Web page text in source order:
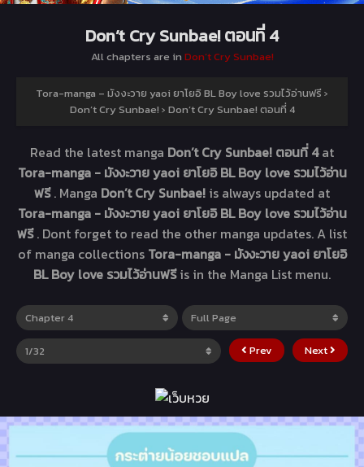
Don’t Cry Sunbae! ตอนที่ 4
All chapters are in Don’t Cry Sunbae!
Tora-manga – มังงะวาย yaoi ยาโยอิ BL Boy love รวมไว้อ่านฟรี ›
Don’t Cry Sunbae! › Don’t Cry Sunbae! ตอนที่ 4
Read the latest manga Don’t Cry Sunbae! ตอนที่ 4at
Tora-manga - มังงะวาย yaoi ยาโยอิ BL Boy love รวมไว้อ่าน
ฟรี. Manga Don’t Cry Sunbae! is always updated at
Tora-manga - มังงะวาย yaoi ยาโยอิ BL Boy love รวมไว้อ่าน
ฟรี. Dont forget to read the other manga updates. A list
of manga collections Tora-manga - มังงะวาย yaoi ยาโยอิ
BL Boy love รวมไว้อ่านฟรีis in the Manga List menu.
Prev Next